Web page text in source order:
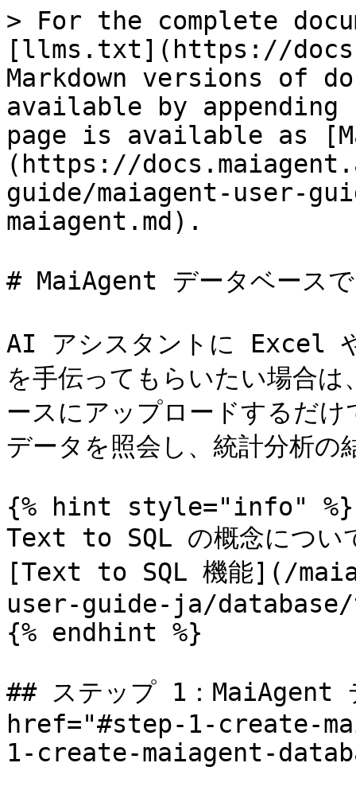
> For the complete
[llms.txt](https://
Markdown versions of
available by
page is available as
(https://
guide/maiagent-user-
maiagent.md).
# MaiAgent データベース
AI アシスタントに Excel
を手伝ってもらいたい場合
ースにアップロードするだ
データを照会し、統計分析
{% hint style="info" %}
Text to SQL の概念につい
[Text to SQL 機能](/
user-guide-ja/
{% endhint %}
## ステップ 1：MaiAgent
href="#step-1-create-
1-create-maiagent-